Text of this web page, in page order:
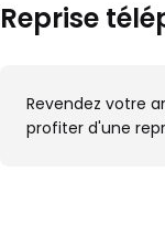
Reprise
Revendez votre
profiter d'une